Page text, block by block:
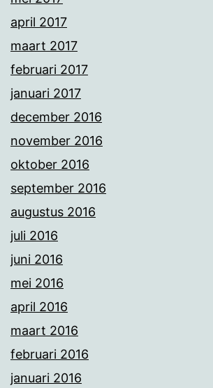
april 2017
maart 2017
februari 2017
januari 2017
december 2016
november 2016
oktober 2016
september 2016
augustus 2016
juli 2016
juni 2016
mei 2016
april 2016
maart 2016
februari 2016
januari 2016